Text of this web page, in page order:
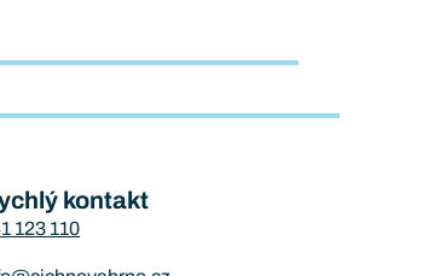
kontakt
123 110